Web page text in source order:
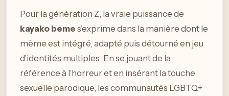
Pour la génération Z, la vraie puissance de
kayako beme s’exprime dans la manière dont le
mème est intégré, adapté puis détourné en jeu
d’identités multiples. En se jouant de la
référence à l’horreur et en insérant la touche
sexuelle parodique, les communautés LGBTQ+